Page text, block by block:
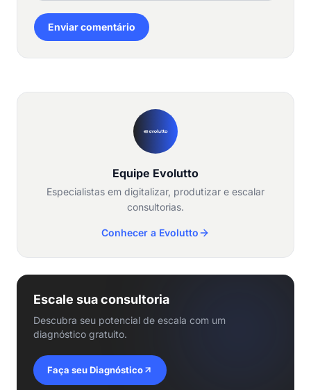
Enviar comentário
Equipe Evolutto
Especialistas em digitalizar, produtizar e escalar
consultorias.
Conhecer a Evolutto
Escale sua consultoria
Descubra seu potencial de escala com um
diagnóstico gratuito.
Faça seu Diagnóstico